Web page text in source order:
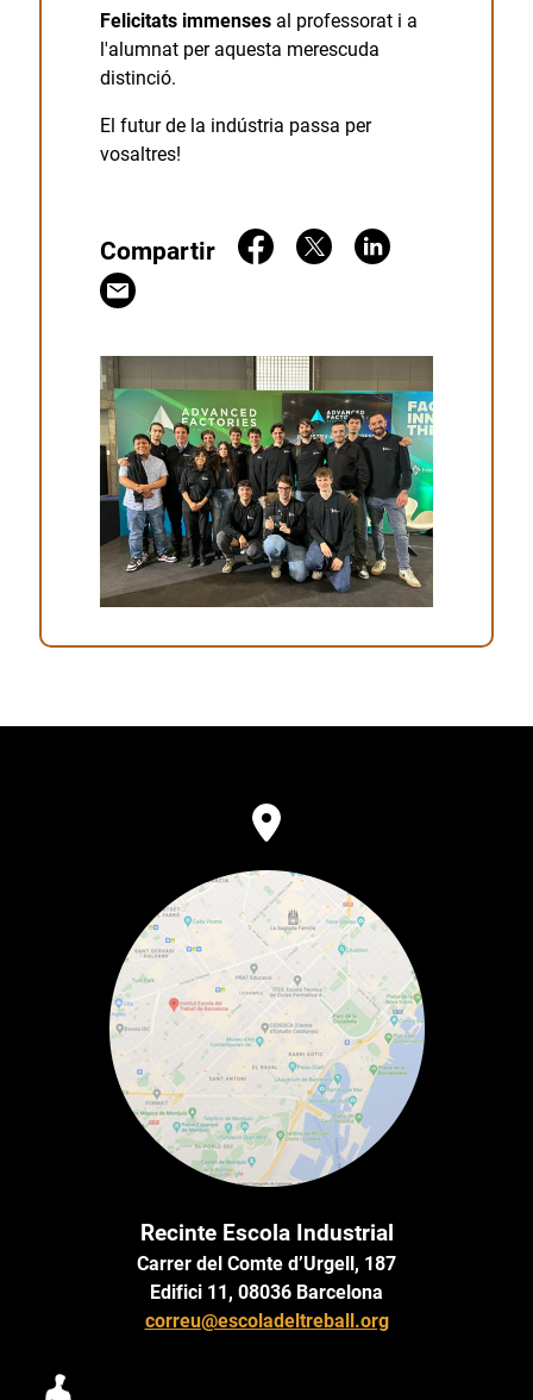
Felicitats immensesal professorat i a
l'alumnat per aquesta merescuda
distinció.
El futur de la indústria passa per
vosaltres!
Compartir
Recinte Escola Industrial
Carrer del Comte d’Urgell, 187
Edifici 11, 08036 Barcelona
correu@escoladeltreball.org